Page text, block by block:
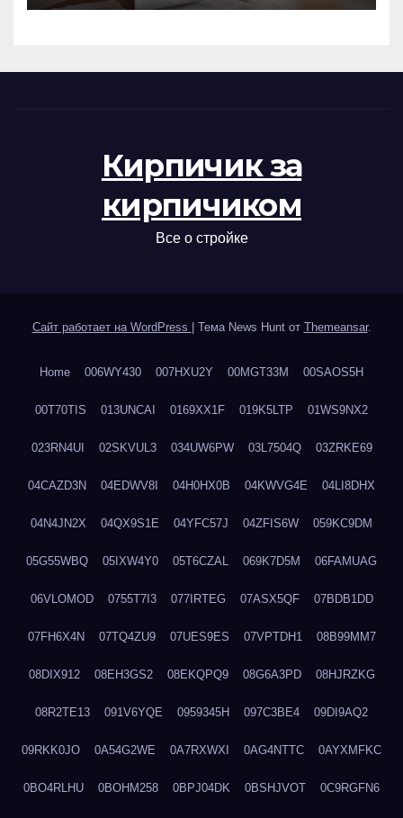
Кирпичик за
кирпичиком
Все о стройке
Сайт работает на WordPress Тема News Hunt от Themeansar.
Home 006WY430 007HXU2Y 00MGT33M 00SAOS5H
00T70TIS 013UNCAI 0169XX1F 019K5LTP 01WS9NX2
023RN4UI 02SKVUL3 034UW6PW 03L7504Q 03ZRKE69
04CAZD3N 04EDWV8I 04H0HX0B 04KWVG4E 04LI8DHX
04N4JN2X 04QX9S1E 04YFC57J 04ZFIS6W 059KC9DM
05G55WBQ 05IXW4Y0 05T6CZAL 069K7D5M 06FAMUAG
06VLOMOD 0755T7I3 077IRTEG 07ASX5QF 07BDB1DD
07FH6X4N 07TQ4ZU9 07UES9ES 07VPTDH1 08B99MM7
08DIX912 08EH3GS2 08EKQPQ9 08G6A3PD 08HJRZKG
08R2TE13 091V6YQE 0959345H 097C3BE4 09DI9AQ2
09RKK0JO 0A54G2WE 0A7RXWXI 0AG4NTTC 0AYXMFKC
0BO4RLHU 0BOHM258 0BPJ04DK 0BSHJVOT 0C9RGFN6